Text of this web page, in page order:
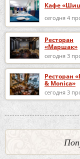
Кафе
сегодня 4
Ресторан
«Маршак»
сегодня 3
Ресторан
& Monica»
сегодня 3